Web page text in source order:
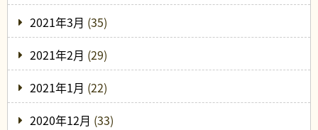
2021年3月 (35)
2021年2月 (29)
2021年1月 (22)
2020年12月 (33)